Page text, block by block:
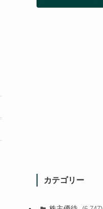
カテゴリー